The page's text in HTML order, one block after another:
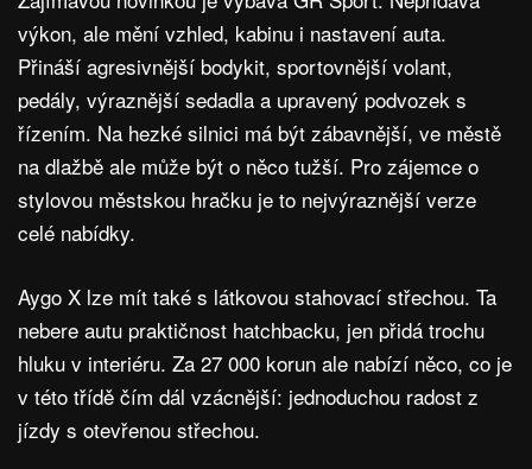
výkon, ale mění vzhled, kabinu i nastavení auta.
Přináší agresivnější bodykit, sportovnější volant,
pedály, výraznější sedadla a upravený podvozek s
řízením. Na hezké silnici má být zábavnější, ve městě
na dlažbě ale může být o něco tužší. Pro zájemce o
stylovou městskou hračku je to nejvýraznější verze
celé nabídky.
Aygo X lze mít také s látkovou stahovací střechou. Ta
nebere autu praktičnost hatchbacku, jen přidá trochu
hluku v interiéru. Za 27 000 korun ale nabízí něco, co je
v této třídě čím dál vzácnější: jednoduchou radost z
jízdy s otevřenou střechou.